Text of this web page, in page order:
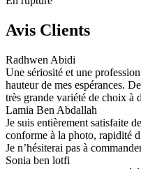
Avis Clients
Radhwen Abidi
Une sériosité et une
hauteur de mes espérances.
très grande variété de choix à
Lamia Ben Abdallah
Je suis entièrement satisfaite
conforme à la photo, rapidité
Je n’hésiterai pas à
Sonia ben lotfi